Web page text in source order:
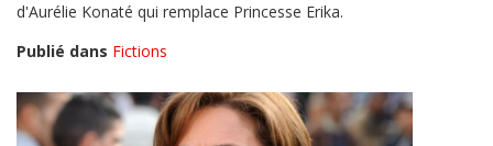
d'Aurélie Konaté qui remplace Princesse Erika.
Publié dans Fictions